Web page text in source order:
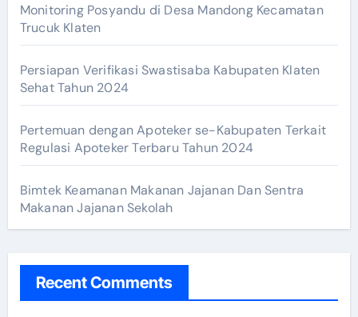
Monitoring Posyandu di Desa Mandong Kecamatan
Trucuk Klaten
Persiapan Verifikasi Swastisaba Kabupaten Klaten
Sehat Tahun 2024
Pertemuan dengan Apoteker se-Kabupaten Terkait
Regulasi Apoteker Terbaru Tahun 2024
Bimtek Keamanan Makanan Jajanan Dan Sentra
Makanan Jajanan Sekolah
Recent Comments